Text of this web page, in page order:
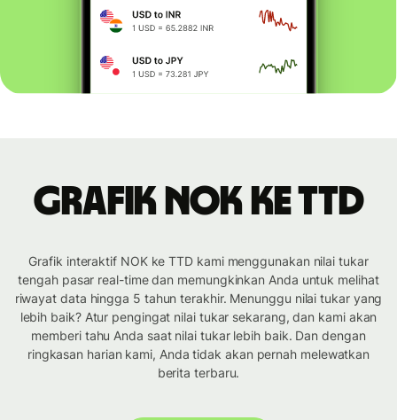
Grafik NOK ke TTD
Grafik interaktif NOK ke TTD kami menggunakan nilai tukar
tengah pasar real-time dan memungkinkan Anda untuk melihat
riwayat data hingga 5 tahun terakhir. Menunggu nilai tukar yang
lebih baik? Atur pengingat nilai tukar sekarang, dan kami akan
memberi tahu Anda saat nilai tukar lebih baik. Dan dengan
ringkasan harian kami, Anda tidak akan pernah melewatkan
berita terbaru.